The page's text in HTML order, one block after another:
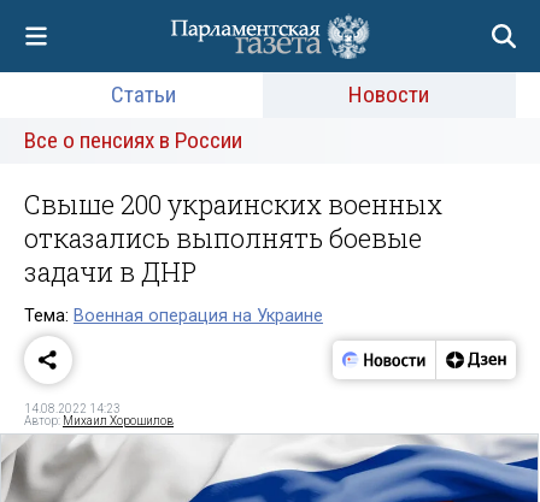
Статьи
Новости
Все о пенсиях в России
Свыше 200 украинских военных
отказались выполнять боевые
задачи в ДНР
Тема: Военная операция на Украине
14.08.2022 14:23
Автор: Михаил Хорошилов